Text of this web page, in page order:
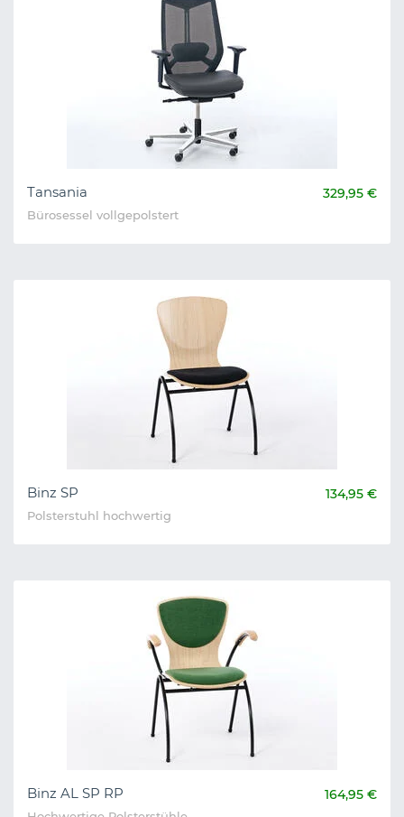
Tansania 329,95 €
Bürosessel vollgepolstert
Binz SP 134,95 €
Polsterstuhl hochwertig
Binz AL SP RP 164,95 €